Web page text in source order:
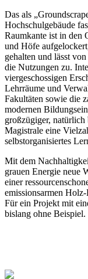
Das als
Hochschulgebäude
Raumkante ist in den
und Höfe
gehalten und lässt
die Nutzungen zu.
viergeschossigen
Lehrräume und
Fakultäten sowie die
modernen
großzügiger, natürlich
Magistrale eine
selbstorganisiertes
Mit dem
grauen Energie neue
einer
emissionsarmen
Für ein Projekt mit
bislang ohne Beispiel.